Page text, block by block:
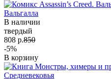
Вальгалла
В наличии
твердый
808 р.850
-5%
В корзину